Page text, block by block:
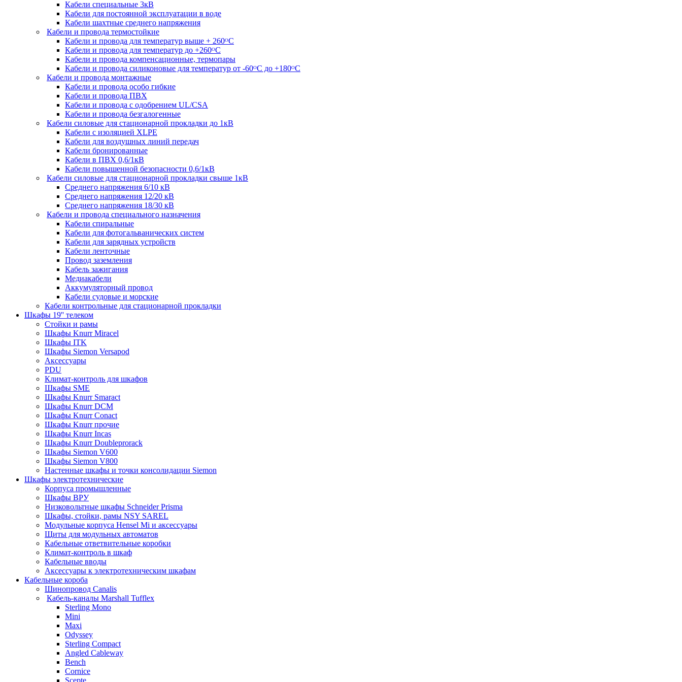
Кабели специальные 3кВ
Кабели для постоянной эксплуатации в воде
Кабели шахтные среднего напряжения
Кабели и провода термостойкие
Кабели и провода для температур выше + 260ᴼС
Кабели и провода для температур до +260ᴼС
Кабели и провода компенсационные, термопары
Кабели и провода силиконовые для температур от -60ᴼC до +180ᴼС
Кабели и провода монтажные
Кабели и провода особо гибкие
Кабели и провода ПВХ
Кабели и провода с одобрением UL/CSA
Кабели и провода безгалогенные
Кабели силовые для стационарной прокладки до 1кВ
Кабели c изоляцией XLPE
Кабели для воздушных линий передач
Кабели бронированные
Кабели в ПВХ 0,6/1кВ
Кабели повышенной безопасности 0,6/1кВ
Кабели силовые для стационарной прокладки свыше 1кВ
Среднего напряжения 6/10 кВ
Среднего напряжения 12/20 кВ
Среднего напряжения 18/30 кВ
Кабели и провода специального назначения
Кабели спиральные
Кабели для фотогальванических систем
Кабели для зарядных устройств
Кабели ленточные
Провод заземления
Кабель зажигания
Медиакабели
Аккумуляторный провод
Кабели судовые и морские
Кабели контрольные для стационарной прокладки
Шкафы 19'' телеком
Стойки и рамы
Шкафы Knurr Miracel
Шкафы ITK
Шкафы Siemon Versapod
Аксессуары
PDU
Климат-контроль для шкафов
Шкафы SME
Шкафы Knurr Smaract
Шкафы Knurr DCM
Шкафы Knurr Conact
Шкафы Knurr прочие
Шкафы Knurr Incas
Шкафы Knurr Doubleprorack
Шкафы Siemon V600
Шкафы Siemon V800
Настенные шкафы и точки консолидации Siemon
Шкафы электротехнические
Корпуса промышленные
Шкафы ВРУ
Низковольтные шкафы Schneider Prisma
Шкафы, стойки, рамы NSY SAREL
Модульные корпуса Hensel Mi и аксессуары
Щиты для модульных автоматов
Кабельные ответвительные коробки
Климат-контроль в шкаф
Кабельные вводы
Аксессуары к электротехническим шкафам
Кабельные короба
Шинопровод Canalis
Кабель-каналы Marshall Tufflex
Sterling Mono
Mini
Maxi
Odyssey
Sterling Compact
Angled Cableway
Bench
Cornice
Scepte